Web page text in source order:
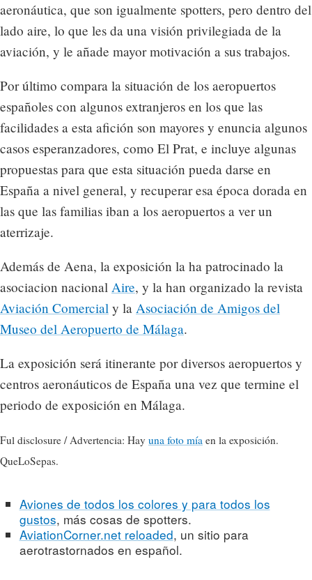
aeronáutica, que son igualmente spotters, pero dentro del
lado aire, lo que les da una visión privilegiada de la
aviación, y le añade mayor motivación a sus trabajos.
Por último compara la situación de los aeropuertos
españoles con algunos extranjeros en los que las
facilidades a esta afición son mayores y enuncia algunos
casos esperanzadores, como El Prat, e incluye algunas
propuestas para que esta situación pueda darse en
España a nivel general, y recuperar esa época dorada en
las que las familias iban a los aeropuertos a ver un
aterrizaje.
Además de Aena, la exposición la ha patrocinado la
asociacion nacional Aire, y la han organizado la revista
Aviación Comercial y la Asociación de Amigos del
Museo del Aeropuerto de Málaga.
La exposición será itinerante por diversos aeropuertos y
centros aeronáuticos de España una vez que termine el
periodo de exposición en Málaga.
Ful disclosure / Advertencia: Hay una foto mía en la exposición.
QueLoSepas.
Aviones de todos los colores y para todos los
gustos, más cosas de spotters.
AviationCorner.net reloaded, un sitio para
aerotrastornados en español.